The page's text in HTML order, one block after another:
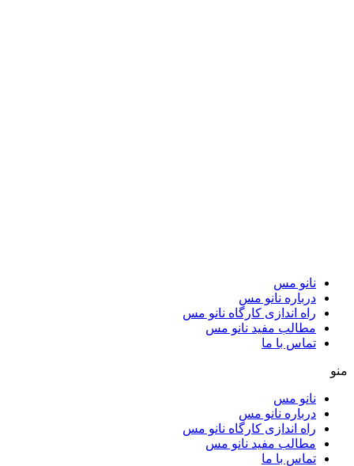
نانو مس
درباره نانو مس
راه اندازی کارگاه نانو مس
مطالب مفید نانو مس
تماس با ما
منو
نانو مس
درباره نانو مس
راه اندازی کارگاه نانو مس
مطالب مفید نانو مس
تماس با ما